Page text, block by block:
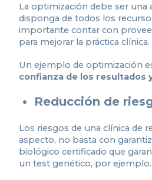
La optimización debe ser una
disponga de todos los
importante contar con
para mejorar la práctica clínica.
Un ejemplo de optimización
confianza de los resultados
Reducción de
Los riesgos de una clínica de
aspecto, no basta con
biológico certificado que
un test genético, por ejemplo.